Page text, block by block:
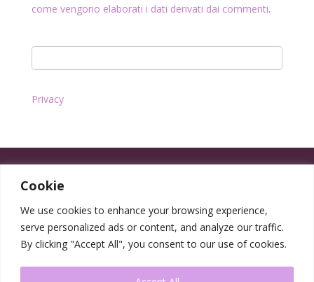
Cookie
We use cookies to enhance your browsing experience,
serve personalized ads or content, and analyze our traffic.
By clicking "Accept All", you consent to our use of cookies.
come vengono elaborati i dati derivati dai commenti.
Privacy